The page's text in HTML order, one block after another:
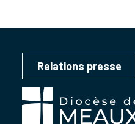
Relations presse